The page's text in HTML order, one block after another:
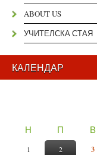
ABOUT US
УЧИТЕЛСКА СТАЯ
КАЛЕНДАР
Н П В
1 2 3